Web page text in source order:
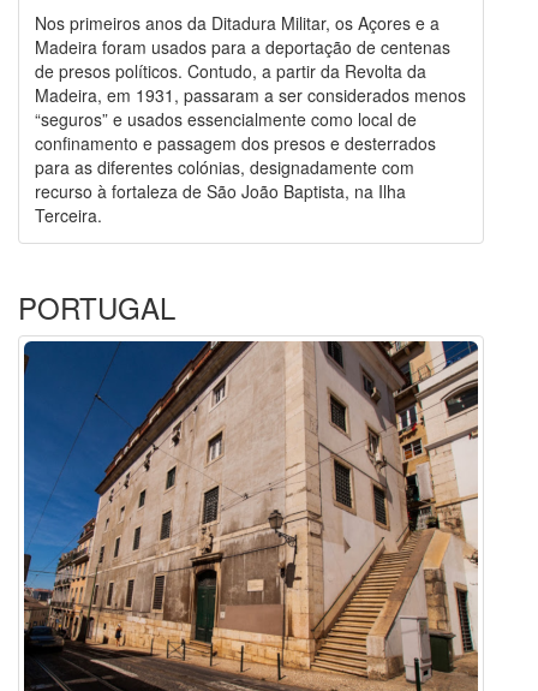
Nos primeiros anos da Ditadura Militar, os Açores e a
Madeira foram usados para a deportação de centenas
de presos políticos. Contudo, a partir da Revolta da
Madeira, em 1931, passaram a ser considerados menos
“seguros” e usados essencialmente como local de
confinamento e passagem dos presos e desterrados
para as diferentes colónias, designadamente com
recurso à fortaleza de São João Baptista, na Ilha
Terceira.
PORTUGAL